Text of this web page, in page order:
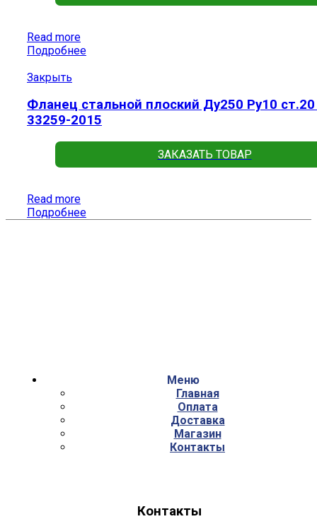
Read more
Подробнее
Закрыть
Фланец стальной плоский Ду250 Ру10
33259-2015
ЗАКАЗАТЬ ТОВАР
Read more
Подробнее
Меню
Главная
Оплата
Доставка
Магазин
Контакты
Контакты